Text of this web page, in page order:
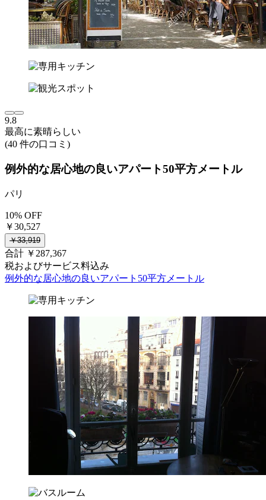
9.8
最高に素晴らしい
(40 件の口コミ)
例外的な居心地の良いアパート50平方メートル
パリ
10% OFF
￥30,527
￥33,919
合計 ￥287,367
税およびサービス料込み
例外的な居心地の良いアパート50平方メートル